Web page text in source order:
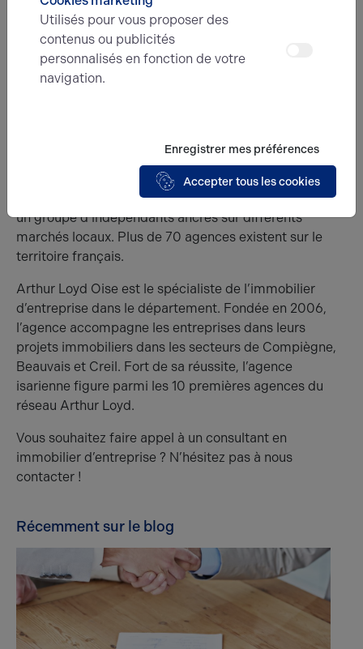
Entre les offres et les promesses d’achat ou de vente
ou encore les baux commerciaux, les entreprises ont
parfois des difficultés dans la gestion administrative.
Le consultant gère ces documents pour mettre les
entreprises en conformité.
immobilier d’entreprise
est le premier réseau national du conseil
en immobilier d’entreprise. Le réseau Arthur Loyd est
un groupe d’indépendants ancrés sur différents
marchés locaux. Plus de 70 agences existent sur le
territoire français.
Arthur Loyd Oise est le spécialiste de l’immobilier
d’entreprise dans le département. Fondée en 2006,
l’agence accompagne les entreprises dans leurs
projets immobiliers dans les secteurs de Compiègne,
Beauvais et Creil. Fort de sa réussite, l’agence
isarienne figure parmi les 10 premières agences du
réseau Arthur Loyd.
Vous souhaitez faire appel à un consultant en
immobilier d’entreprise ? N’hésitez pas à nous
contacter !
Récemment sur le blog
Utilisés pour vous proposer des
contenus ou publicités
personnalisés en fonction de votre
navigation.
Enregistrer mes préférences
Accepter tous les cookies